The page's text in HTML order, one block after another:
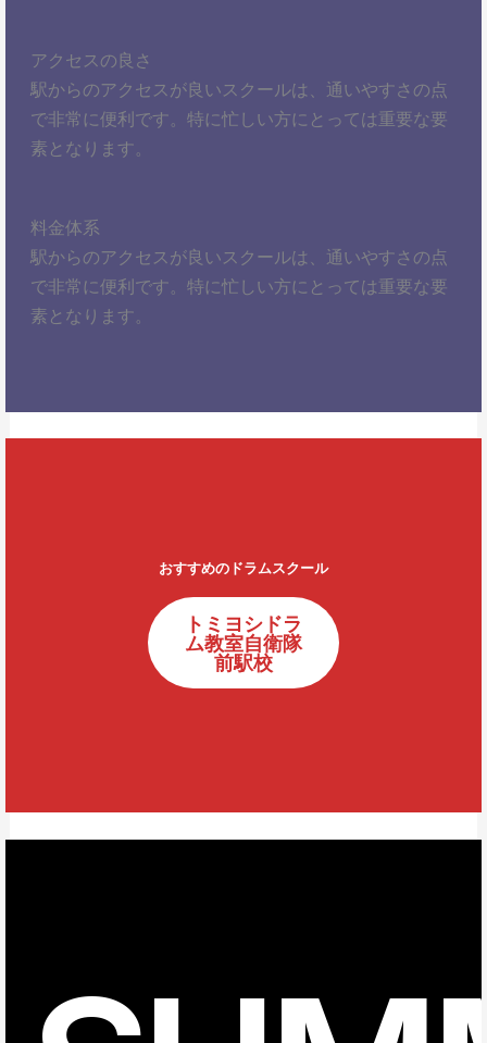
アクセスの良さ
駅からのアクセスが良いスクールは、通いやすさの点
で非常に便利です。特に忙しい方にとっては重要な要
素となります。
料金体系
駅からのアクセスが良いスクールは、通いやすさの点
で非常に便利です。特に忙しい方にとっては重要な要
素となります。
おすすめのドラムスクール
トミヨシドラ
ム教室自衛隊
前駅校